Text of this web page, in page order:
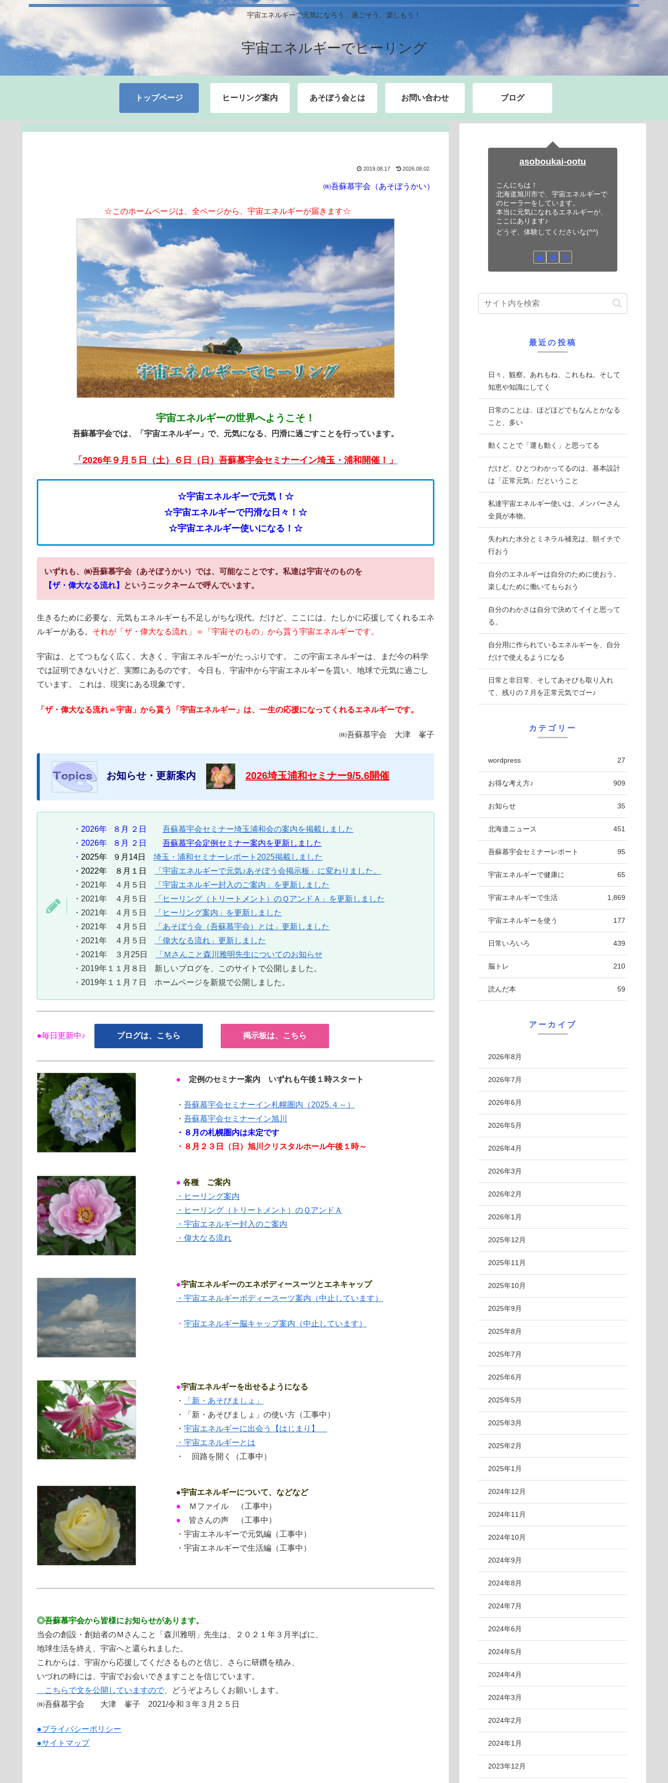
宇宙エネルギーで元気になろう、過ごそう、楽しもう！
宇宙エネルギーでヒーリング
トップページ ヒーリング案内 あそぼう会とは お問い合わせ ブログ
2019.08.17 2026.08.02
㈱吾蘇慕宇会（あそぼうかい）
☆このホームページは、全ページから、宇宙エネルギーが届きます☆
宇宙エネルギーの世界へようこそ！
吾蘇慕宇会では、「宇宙エネルギー」で、元気になる、円滑に過ごすことを行っています。
「2026年９月５日（土）６日（日）吾蘇慕宇会セミナーイン埼玉・浦和開催！」
☆宇宙エネルギーで元気！☆
☆宇宙エネルギーで円滑な日々！☆
☆宇宙エネルギー使いになる！☆
いずれも、㈱吾蘇慕宇会（あそぼうかい）では、可能なことです。私達は宇宙そのものを
【ザ・偉大なる流れ】
というニックネームで呼んでいます。
生きるために必要な、元気もエネルギーも不足しがちな現代。だけど、ここには、たしかに応援してくれるエネ
ルギーがある。 それが「ザ・偉大なる流れ」＝「宇宙そのもの」から貰う宇宙エネルギーです。
宇宙は、とてつもなく広く、大きく、宇宙エネルギーがたっぷりです。 この宇宙エネルギーは、まだ今の科学
では証明できないけど、実際にあるのです。 今日も、宇宙中から宇宙エネルギーを貰い、地球で元気に過ごし
ています。 これは、現実にある現象です。
「ザ・偉大なる流れ＝宇宙」から貰う「宇宙エネルギー」は、一生の応援になってくれるエネルギーです。
㈱吾蘇慕宇会 大津 峯子
お知らせ・更新案内 2026埼玉浦和セミナー9/5.6開催
・2026年 ８月 ２日 吾蘇慕宇会セミナー埼玉浦和会の案内を掲載しました
・2026年 ８月 ２日 吾蘇慕宇会定例セミナー案内を更新しました
・ 2025年 ９月14日
埼玉・浦和セミナーレポート2025掲載しました
・2022年 ８月１日
「宇宙エネルギーで元気♪あそぼう会掲示板」に変わりました。
・2021年 ４月５日
「宇宙エネルギー封入のご案内」を更新しました
・2021年 ４月５日
「ヒーリング（トリートメント）のＱアンドＡ」を更新しました
・2021年 ４月５日
「ヒーリング案内」を更新しました
・2021年 ４月５日
「あそぼう会（吾蘇慕宇会）とは」更新しました
・2021年 ４月５日
「偉大なる流れ」更新しました
・2021年 ３月25日
「Ｍさんこと森川雅明先生についてのお知らせ
・2019年１１月８日 新しいブログを、このサイトで公開しました。
・2019年１１月７日 ホームページを新規で公開しました。
●毎日更新中♪ ブログは、こちら 掲示板は、こちら
● 定例のセミナー案内 いずれも午後１時スタート
・ 吾蘇慕宇会セミナーイン札幌圏内（2025.４～）
・ 吾蘇慕宇会セミナーイン旭川
・８ 月の札幌圏内は未定です
・８ 月２３日（日）旭川クリスタルホール午後１時～
● 各種 ご案内
・ヒーリング案内
・ヒーリング（トリートメント）のＱアンドＡ
・宇宙エネルギー封入のご案内
・偉大なる流れ
●宇宙エネルギーのエネボディースーツとエネキャップ
・宇宙エネルギーボディースーツ案内（中止しています）
・ 宇宙エネルギー脳キャップ案内（中止しています）
●宇宙エネルギーを出せるようになる
・
「新・あそびましょ」
・「新・あそびましょ」の使い方（工事中）
・ 宇宙エネルギーに出会う【はじまり】
・宇宙エネルギーとは
・ 回路を開く（工事中）
●宇宙エネルギーについて、などなど
● Ｍファイル （工事中）
● 皆さんの声 （工事中）
・宇宙エネルギーで元気編（工事中）
・宇宙エネルギーで生活編（工事中）
◎吾蘇慕宇会から皆様にお知らせがあります。
当会の創設・創始者のＭさんこと「森川雅明」先生は、２０２１年３月半ばに、
地球生活を終え、宇宙へと還られました。
これからは、宇宙から応援してくださるものと信じ、さらに研鑽を積み、
いづれの時には、宇宙でお会いできますことを信じています。
こちらで文を公開していますので、どうぞよろしくお願いします。
㈱吾蘇慕宇会 大津 峯子 2021/令和３年３月２５日
●プライバシーポリシー
●サイトマップ
asoboukai-ootu
こんにちは！
北海道旭川市で、宇宙エネルギーで
のヒーラーをしています。
本当に元気になれるエネルギーが、
ここにあります♪
どうぞ、体験してくださいな(^^)
最近の投稿
日々、観察。あれもね、これもね。そして
知恵や知識にしてく
日常のことは、ほどほどでもなんとかなる
こと、多い
動くことで「運も動く」と思ってる
だけど、ひとつわかってるのは、基本設計
は「正常元気」だということ
私達宇宙エネルギー使いは、メンバーさん
全員が本物。
失われた水分とミネラル補充は、朝イチで
行おう
自分のエネルギーは自分のために使おう。
楽しむために働いてもらおう
自分のわかさは自分で決めてイイと思って
る。
自分用に作られているエネルギーを、自分
だけで使えるようになる
日常と非日常、そしてあそびも取り入れ
て、残りの７月を正常元気でゴー♪
カテゴリー
wordpress 27
お得な考え方♪ 909
お知らせ 35
北海道ニュース 451
吾蘇慕宇会セミナーレポート 95
宇宙エネルギーで健康に 65
宇宙エネルギーで生活 1,869
宇宙エネルギーを使う 177
日常いろいろ 439
脳トレ 210
読んだ本 59
アーカイブ
2026年8月
2026年7月
2026年6月
2026年5月
2026年4月
2026年3月
2026年2月
2026年1月
2025年12月
2025年11月
2025年10月
2025年9月
2025年8月
2025年7月
2025年6月
2025年5月
2025年3月
2025年2月
2025年1月
2024年12月
2024年11月
2024年10月
2024年9月
2024年8月
2024年7月
2024年6月
2024年5月
2024年4月
2024年3月
2024年2月
2024年1月
2023年12月